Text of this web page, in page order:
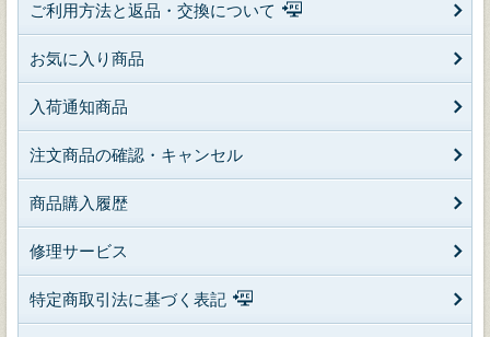
ご利用方法と返品・交換について
お気に入り商品
入荷通知商品
注文商品の確認・キャンセル
商品購入履歴
修理サービス
特定商取引法に基づく表記